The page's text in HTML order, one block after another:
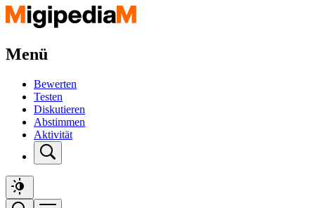
Menü
Bewerten
Testen
Diskutieren
Abstimmen
Aktivität